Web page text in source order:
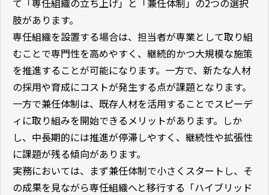
肢があります。
専任組織を設置する場合は、担当者が専業として取り組
むことで専門性を高めやすく、継続的かつ大規模な施策
を推進することが可能になります。一方で、新たな人材
の採用や育成にコストが発生する点が課題となります。
一方で兼任体制は、既存人材を活用することでスピーデ
ィに取り組みを開始できるメリットがあります。しか
し、中長期的には推進が停滞しやすく、継続性や拡張性
に課題が残る傾向があります。
実務においては、まず兼任体制で小さくスタートし、そ
の成果を見ながら専任組織へと移行する「ハイブリッド